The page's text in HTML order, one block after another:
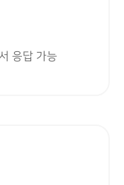
응답 가능